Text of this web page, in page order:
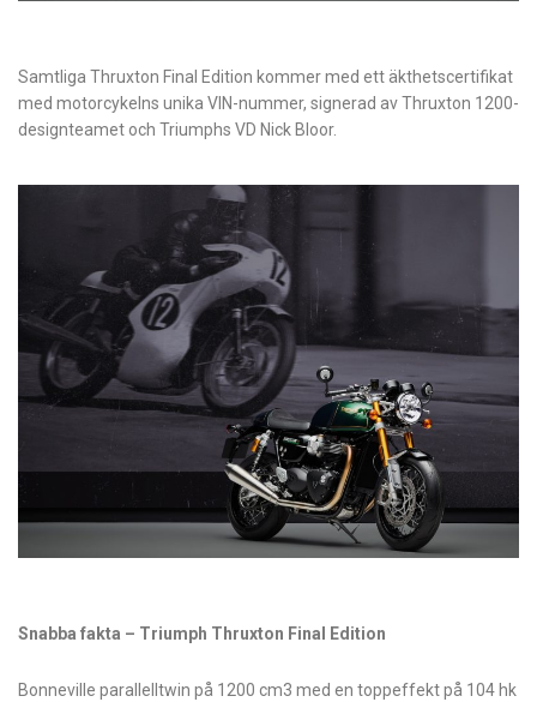
Samtliga Thruxton Final Edition kommer med ett äkthetscertifikat
med motorcykelns unika VIN-nummer, signerad av Thruxton 1200-
designteamet och Triumphs VD Nick Bloor.
Snabba fakta – Triumph Thruxton Final Edition
Bonneville parallelltwin på 1200 cm3 med en toppeffekt på 104 hk